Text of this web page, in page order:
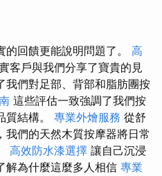
回饋更能說明問題了。 高
客戶與我們分享了寶貴的見
我們對足部、背部和脂肪團按
這些評估一致強調了我們按
質結構。 專業外燴服務 從舒
們的天然木質按摩器將日常
高效防水漆選擇 讓自己沉浸
解為什麼這麼多人相信 專業